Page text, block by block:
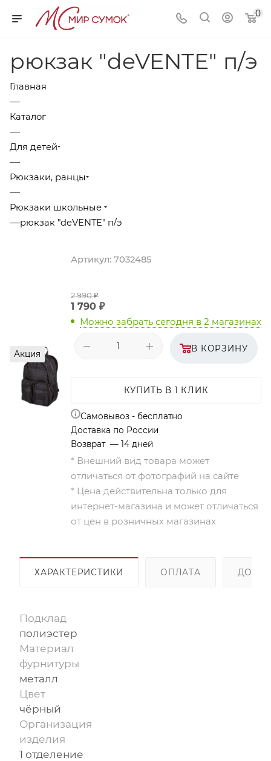
0
рюкзак "deVENTE" п/э
Главная
—
Каталог
—
Для детей
—
Рюкзаки, ранцы
—
Рюкзаки школьные
—рюкзак "deVENTE" п/э
Акция
Артикул: 7032485
2 990₽
1 790 ₽
Можно забрать сегодня в 2 магазинах
В КОРЗИНУ
КУПИТЬ В 1 КЛИК
Самовывоз - бесплатно
Доставка по России
Возврат — 14 дней
* Внешний вид товара может
отличаться от фотографий на сайте
* Цена действительна только для
интернет-магазина и может отличаться
от цен в розничных магазинах
ХАРАКТЕРИСТИКИ ОПЛАТА
Подклад
полиэстер
Материал
фурнитуры
металл
Цвет
чёрный
Организация
изделия
1 отделение